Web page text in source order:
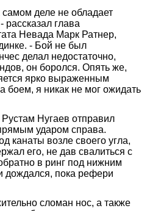
деле не обладает
рассказал глава
Невада Марк Ратнер,
- Бой не был
делал недостаточно,
он боролся. Опять же,
ярко выраженным
боем, я никак не мог ожидать
Нугаев отправил
ударом справа.
канаты возле своего угла,
его, не дав свалиться с
в ринг под нижним
дождался, пока рефери
сломан нос, а также